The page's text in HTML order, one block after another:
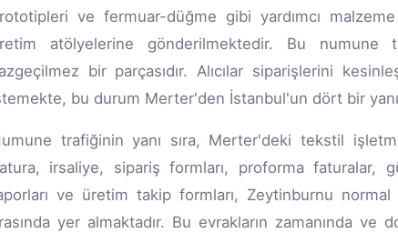
ve fermuar-düğme gibi yardımcı
atölyelerine gönderilmektedir. Bu
bir parçasıdır. Alıcılar siparişlerini
bu durum Merter'den İstanbul'un dört bir
trafiğinin yanı sıra, Merter'deki tekstil
irsaliye, sipariş formları, proforma faturalar,
ve üretim takip formları, Zeytinburnu
yer almaktadır. Bu evrakların zamanında